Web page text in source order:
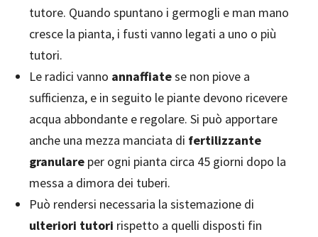
tutore. Quando spuntano i germogli e man mano
cresce la pianta, i fusti vanno legati a uno o più
tutori.
Le radici vanno annaffiatese non piove a
sufficienza, e in seguito le piante devono ricevere
acqua abbondante e regolare. Si può apportare
anche una mezza manciata di fertilizzante
granulare per ogni pianta circa 45 giorni dopo la
messa a dimora dei tuberi.
Può rendersi necessaria la sistemazione di
ulteriori tutori rispetto a quelli disposti fin